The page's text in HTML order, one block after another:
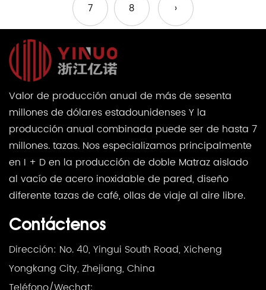
7 8 ›
Valor de producción anual de más de sesenta
millones de dólares estadounidenses Y la
producción anual combinada puede ser de hasta 7
millones. tazas. Nos especializamos principalmente
en I + D en la producción de doble Matraz aislado
al vacío de acero inoxidable de pared, diseño
diferente tazas de café, ollas de viaje al aire libre.
Contáctenos
Dirección: No. 40, Yingui South Road, Xicheng
Yongkang City, Zhejiang, China